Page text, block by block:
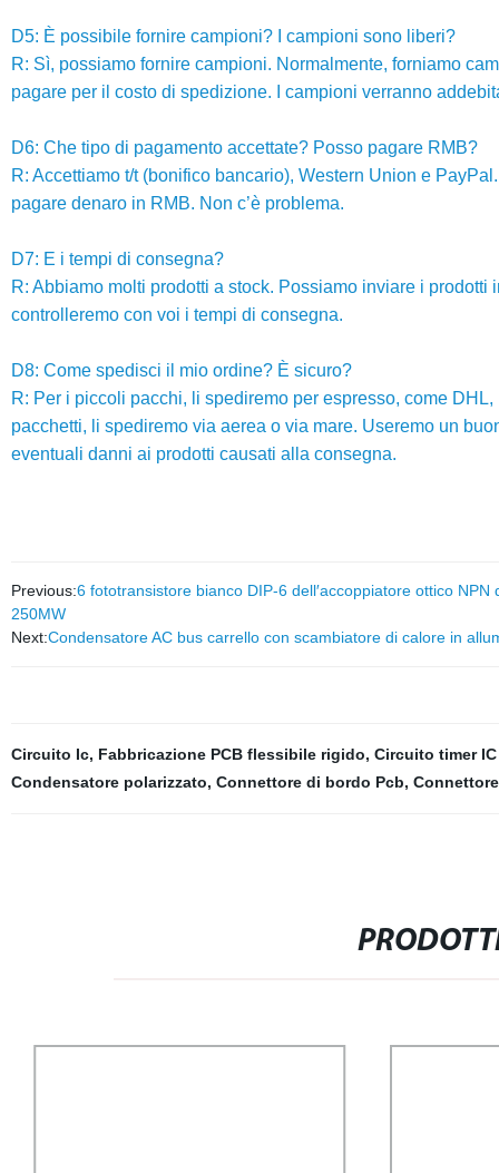
D5: È possibile fornire campioni? I campioni sono liberi?
R: Sì, possiamo fornire campioni. Normalmente, forniamo
pagare per il costo di spedizione. I campioni verranno
D6: Che tipo di pagamento accettate? Posso pagare RMB?
R: Accettiamo t/t (bonifico bancario), Western Union e
pagare denaro in RMB. Non c’è problema.
D7: E i tempi di consegna?
R: Abbiamo molti prodotti a stock. Possiamo inviare i
controlleremo con voi i tempi di consegna.
D8: Come spedisci il mio ordine? È sicuro?
R: Per i piccoli pacchi, li spediremo per espresso, come
pacchetti, li spediremo via aerea o via mare. Useremo un
eventuali danni ai prodotti causati alla consegna.
Previous:6 fototransistore bianco DIP-6 dell′accoppiatore ottico
250MW
Next:Condensatore AC bus carrello con scambiatore di calore in
Circuito Ic, Fabbricazione PCB flessibile rigido, Circuito timer IC
Condensatore polarizzato, Connettore di bordo Pcb,